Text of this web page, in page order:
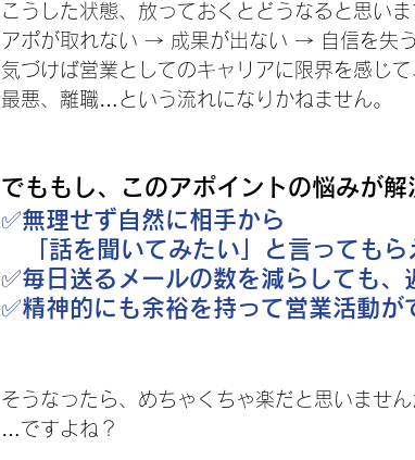
こうした状態、放っておくとどうなると思いま
アポが取れない → 成果が出ない → 自信を失
気づけば営業としてのキャリアに限界を感じて
最悪、離職…という流れになりかねません。
でももし、このアポイントの悩みが解
✅️無理せず自然に相手から
「話を聞いてみたい」と言ってもら
✅️毎日送るメールの数を減らしても、
✅️精神的にも余裕を持って営業活動が
そうなったら、めちゃくちゃ楽だと思いません
…ですよね？